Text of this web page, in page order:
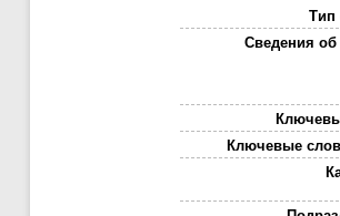
Тип
Сведения об
Ключевые